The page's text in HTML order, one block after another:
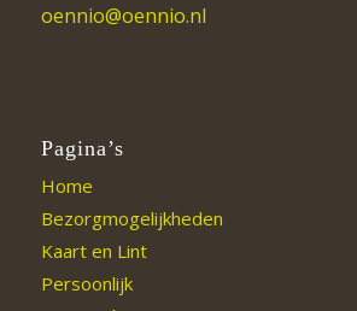
oennio@oennio.nl
Pagina’s
Home
Bezorgmogelijkheden
Kaart en Lint
Persoonlijk